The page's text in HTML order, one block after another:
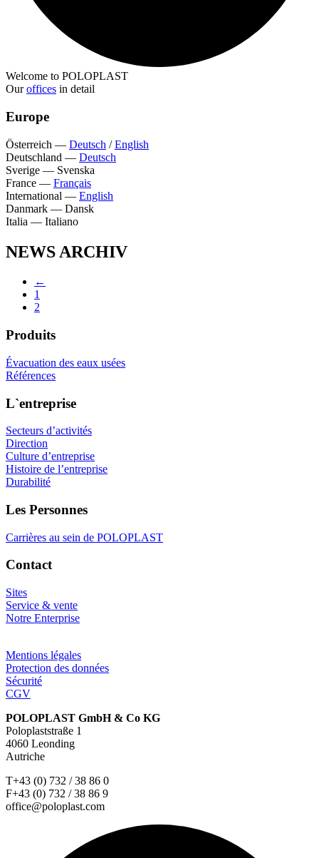
Welcome to POLOPLAST
Ouroffices in detail
Europe
Österreich — Deutsch /English
Deutschland — Deutsch
Sverige — Svenska
France — Français
International — English
Danmark — Dansk
Italia — Italiano
NEWS ARCHIV
←
1
2
Produits
Évacuation des eaux usées
Références
L`entreprise
Secteurs d’activités
Direction
Culture d’entreprise
Histoire de l’entreprise
Durabilité
Les Personnes
Carrières au sein de POLOPLAST
Contact
Sites
Service & vente
Notre Enterprise
Mentions légales
Protection des données
Sécurité
CGV
POLOPLAST GmbH & Co KG
Poloplaststraße 1
4060 Leonding
Autriche
T+43 (0) 732 / 38 86 0
F+43 (0) 732 / 38 86 9
office@poloplast.com